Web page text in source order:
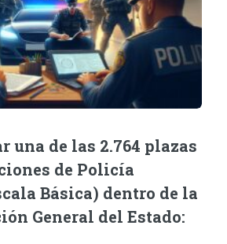
una de las 2.764 plazas
de Policía
Básica) dentro de la
General del Estado: